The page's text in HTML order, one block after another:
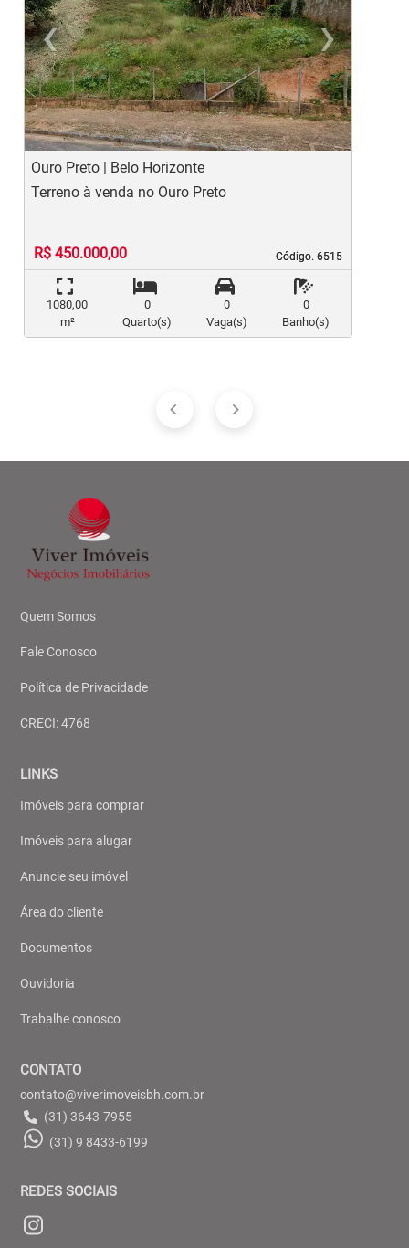
‹
Previous
›
Ouro Preto | Belo Horizonte
Código. 6515
Código. 6515
Terreno à venda no Ouro Preto
R$ 450.000,00
1080,00
m²
0
Quarto(s)
0
Vaga(s)
0
Banho(s)
Quem Somos
Fale Conosco
Política de Privacidade
CRECI: 4768
LINKS
Imóveis para comprar
Imóveis para alugar
Anuncie seu imóvel
Área do cliente
Documentos
Ouvidoria
Trabalhe conosco
CONTATO
contato@viverimoveisbh.com.br
(31) 3643-7955
(31) 9 8433-6199
REDES SOCIAIS